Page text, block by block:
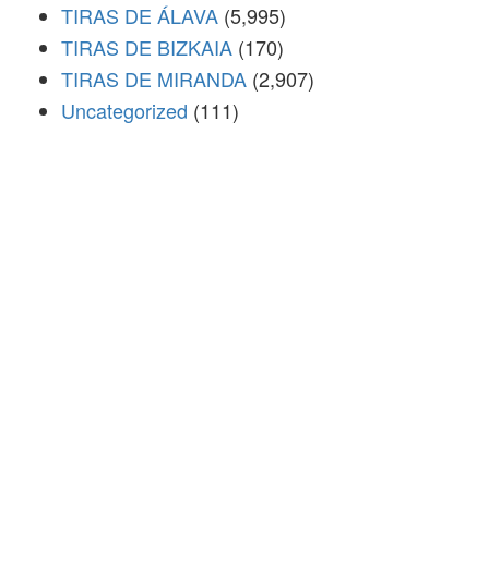
TIRAS DE ÁLAVA (5,995)
TIRAS DE BIZKAIA (170)
TIRAS DE MIRANDA (2,907)
Uncategorized (111)